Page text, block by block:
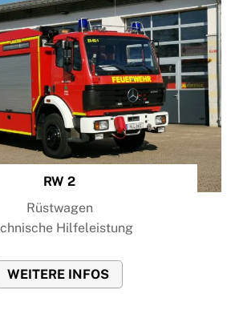
RW 2
Rüstwagen
Hilfeleistung
WEITERE INFOS